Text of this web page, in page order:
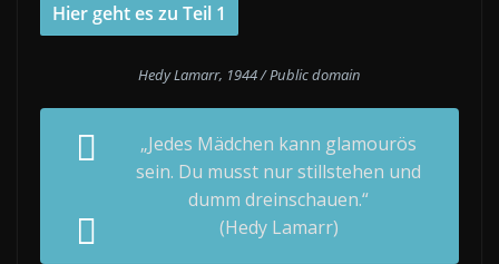
Hier geht es zu Teil 1
Hedy Lamarr, 1944 / Public domain
„Jedes Mädchen kann glamourös
sein. Du musst nur stillstehen und
dumm dreinschauen.“
(Hedy Lamarr)